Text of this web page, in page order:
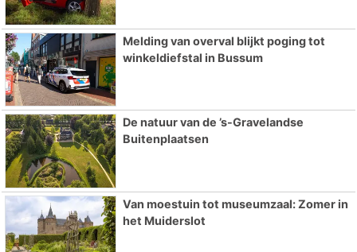
Melding van overval blijkt poging tot
winkeldiefstal in Bussum
De natuur van de ’s-Gravelandse
Buitenplaatsen
Van moestuin tot museumzaal: Zomer in
het Muiderslot